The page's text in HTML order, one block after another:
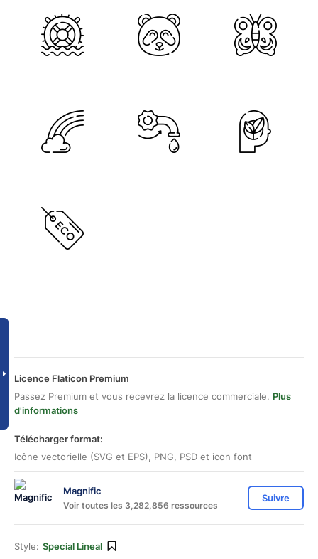
Licence Flaticon Premium
Passez Premium et vous recevrez la licence commerciale. Plus
d'informations
Télécharger format:
Icône vectorielle (SVG et EPS), PNG, PSD et icon font
Magnific
Voir toutes les 3,282,856 ressources
Suivre
Style: Special Lineal